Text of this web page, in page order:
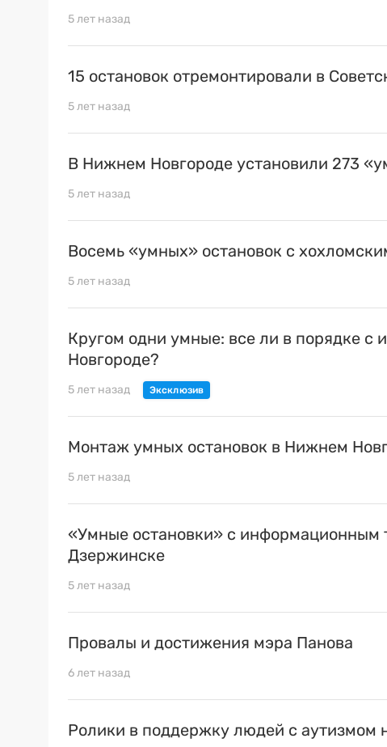
5 лет назад
15 остановок отремонтировали в
5 лет назад
В Нижнем Новгороде установили 273
5 лет назад
Восемь «умных» остановок с
5 лет назад
Кругом одни умные: все ли в порядке
Новгороде?
5 лет назад
Монтаж умных остановок в Нижнем
5 лет назад
«Умные остановки» с информационным
Дзержинске
5 лет назад
Провалы и достижения мэра Панова
6 лет назад
Ролики в поддержку людей с аутизмом